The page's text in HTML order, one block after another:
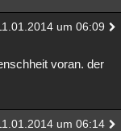
um 06:09
voran. der
um 06:14